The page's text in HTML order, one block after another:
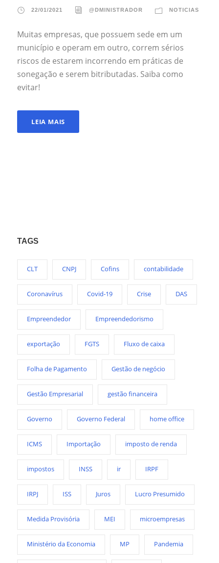
22/01/2021 @DMINISTRADOR NOTICIAS
Muitas empresas, que possuem sede em um
município e operam em outro, correm sérios
riscos de estarem incorrendo em práticas de
sonegação e serem bitributadas. Saiba como
evitar!
LEIA MAIS
TAGS
CLT CNPJ Cofins contabilidade
Coronavírus Covid-19 Crise DAS
Empreendedor Empreendedorismo
exportação FGTS Fluxo de caixa
Folha de Pagamento Gestão de negócio
Gestão Empresarial gestão financeira
Governo Governo Federal home office
ICMS Importação imposto de renda
impostos INSS ir IRPF
IRPJ ISS Juros Lucro Presumido
Medida Provisória MEI microempresas
Ministério da Economia MP Pandemia